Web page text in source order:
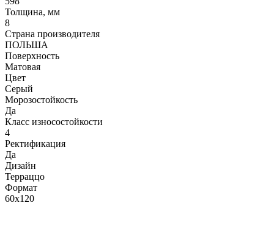
Толщина, мм
8
Страна производителя
ПОЛЬША
Поверхность
Матовая
Цвет
Серый
Морозостойкость
Да
Класс износостойкости
4
Ректификация
Да
Дизайн
Терраццо
Формат
60x120